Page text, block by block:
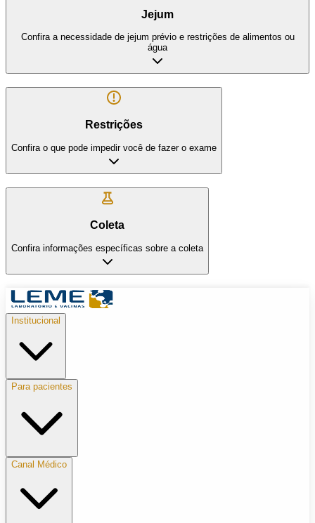
Jejum
Confira a necessidade de jejum prévio e restrições de alimentos ou
água
Restrições
Confira o que pode impedir você de fazer o exame
Coleta
Confira informações específicas sobre a coleta
Institucional
Para pacientes
Canal Médico